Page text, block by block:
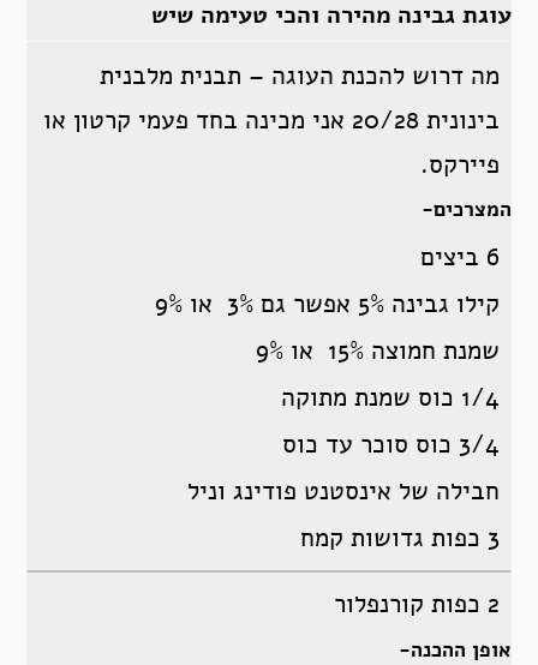
עוגת גבינה מהירה והכי טעימה שיש
מה דרוש להכנת העוגה – תבנית מלבנית
בינונית 20/28 אני מכינה בחד פעמי קרטון או
פיירקס.
המצרכים-
6 ביצים
קילו גבינה 5% אפשר גם 3% או 9%
שמנת חמוצה 15% או 9%
1/4 כוס שמנת מתוקה
3/4 כוס סוכר עד כוס
חבילה של אינסטנט פודינג וניל
3 כפות גדושות קמח
2 כפות קורנפלור
אופן ההכנה-